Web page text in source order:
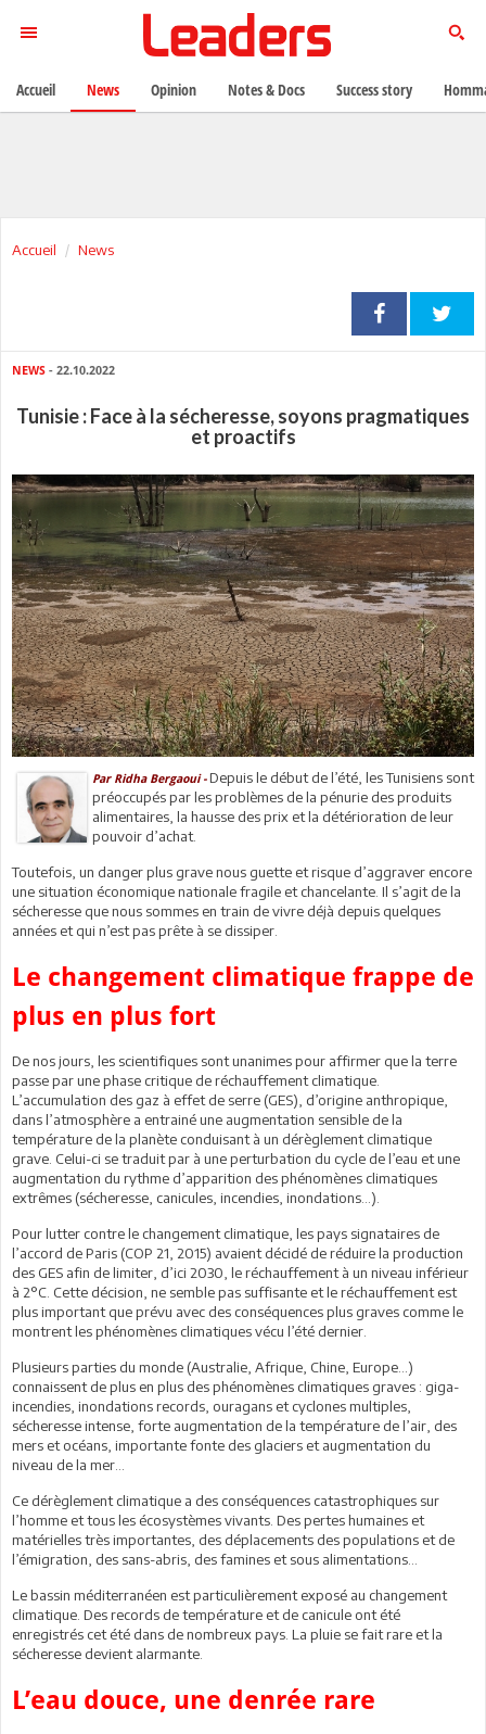
Accueil News
NEWS - 22.10.2022
Tunisie : Face à la sécheresse, soyons pragmatiques
et proactifs
Par Ridha Bergaoui -Depuis le début de l’été, les Tunisiens sont
préoccupés par les problèmes de la pénurie des produits
alimentaires, la hausse des prix et la détérioration de leur
pouvoir d’achat.
Toutefois, un danger plus grave nous guette et risque d’aggraver encore
une situation économique nationale fragile et chancelante. Il s’agit de la
sécheresse que nous sommes en train de vivre déjà depuis quelques
années et qui n’est pas prête à se dissiper.
Le changement climatique frappe de
plus en plus fort
De nos jours, les scientifiques sont unanimes pour affirmer que la terre
passe par une phase critique de réchauffement climatique.
L’accumulation des gaz à effet de serre (GES), d’origine anthropique,
dans l’atmosphère a entrainé une augmentation sensible de la
température de la planète conduisant à un dérèglement climatique
grave. Celui-ci se traduit par à une perturbation du cycle de l’eau et une
augmentation du rythme d’apparition des phénomènes climatiques
extrêmes (sécheresse, canicules, incendies, inondations…).
Pour lutter contre le changement climatique, les pays signataires de
l’accord de Paris (COP 21, 2015) avaient décidé de réduire la production
des GES afin de limiter, d’ici 2030, le réchauffement à un niveau inférieur
à 2°C. Cette décision, ne semble pas suffisante et le réchauffement est
plus important que prévu avec des conséquences plus graves comme le
montrent les phénomènes climatiques vécu l’été dernier.
Plusieurs parties du monde (Australie, Afrique, Chine, Europe…)
connaissent de plus en plus des phénomènes climatiques graves : giga-
incendies, inondations records, ouragans et cyclones multiples,
sécheresse intense, forte augmentation de la température de l’air, des
mers et océans, importante fonte des glaciers et augmentation du
niveau de la mer…
Ce dérèglement climatique a des conséquences catastrophiques sur
l’homme et tous les écosystèmes vivants. Des pertes humaines et
matérielles très importantes, des déplacements des populations et de
l’émigration, des sans-abris, des famines et sous alimentations…
Le bassin méditerranéen est particulièrement exposé au changement
climatique. Des records de température et de canicule ont été
enregistrés cet été dans de nombreux pays. La pluie se fait rare et la
sécheresse devient alarmante.
L’eau douce, une denrée rare
Accueil News Opinion Notes & Docs Success story